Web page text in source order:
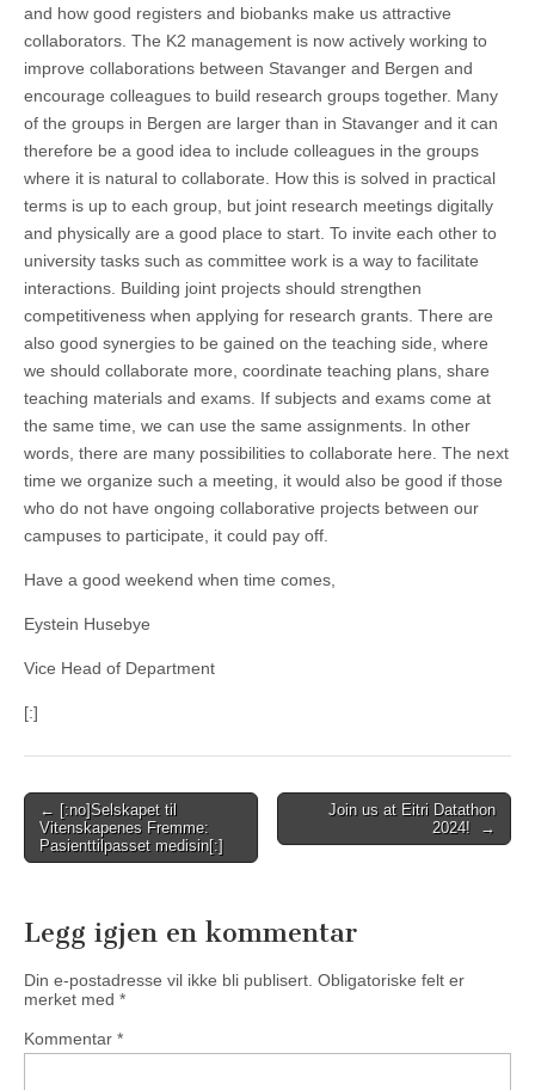
and how good registers and biobanks make us attractive
collaborators. The K2 management is now actively working to
improve collaborations between Stavanger and Bergen and
encourage colleagues to build research groups together. Many
of the groups in Bergen are larger than in Stavanger and it can
therefore be a good idea to include colleagues in the groups
where it is natural to collaborate. How this is solved in practical
terms is up to each group, but joint research meetings digitally
and physically are a good place to start. To invite each other to
university tasks such as committee work is a way to facilitate
interactions. Building joint projects should strengthen
competitiveness when applying for research grants. There are
also good synergies to be gained on the teaching side, where
we should collaborate more, coordinate teaching plans, share
teaching materials and exams. If subjects and exams come at
the same time, we can use the same assignments. In other
words, there are many possibilities to collaborate here. The next
time we organize such a meeting, it would also be good if those
who do not have ongoing collaborative projects between our
campuses to participate, it could pay off.
Have a good weekend when time comes,
Eystein Husebye
Vice Head of Department
[:]
Post
navigation
← [:no]Selskapet til
Vitenskapenes Fremme:
Pasienttilpasset medisin[:]
Join us at Eitri Datathon
2024! →
Legg igjen en kommentar
Din e-postadresse vil ikke bli publisert. Obligatoriske felt er
merket med *
Kommentar *